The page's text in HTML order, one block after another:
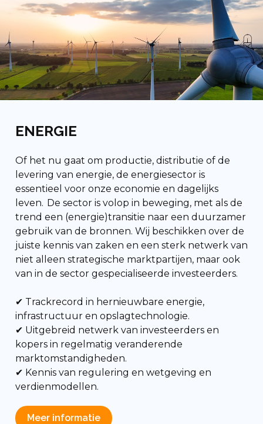
ENERGIE
Of het nu gaat om productie, distributie of de
levering van energie, de energiesector is
essentieel voor onze economie en dagelijks
leven. De sector is volop in beweging, met als de
trend een (energie)transitie naar een duurzamer
gebruik van de bronnen. Wij beschikken over de
juiste kennis van zaken en een sterk netwerk van
niet alleen strategische marktpartijen, maar ook
van in de sector gespecialiseerde investeerders.
✔ Trackrecord in hernieuwbare energie,
infrastructuur en opslagtechnologie.
✔ Uitgebreid netwerk van investeerders en
kopers in regelmatig veranderende
marktomstandigheden.
✔ Kennis van regulering en wetgeving en
verdienmodellen.
Meer informatie